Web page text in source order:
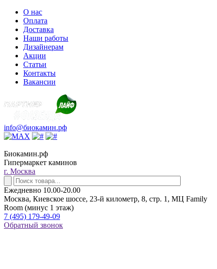
О нас
Оплата
Доставка
Наши работы
Дизайнерам
Акции
Статьи
Контакты
Вакансии
info@биокамин.рф
Биокамин.рф
Гипермаркет каминов
г. Москва
Ежедневно 10.00-20.00
Москва, Киевское шоссе, 23-й километр, 8, стр. 1, МЦ Family
Room (минус 1 этаж)
7 (495) 179-49-09
Обратный звонок